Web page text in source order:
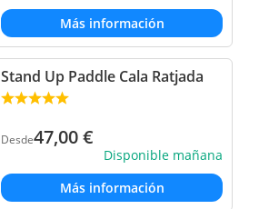
Más información
Stand Up Paddle Cala Ratjada
Desde47,00€
Disponible mañana
Más información